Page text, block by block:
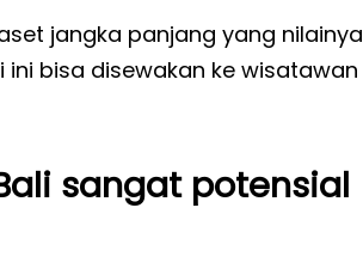
jangka panjang yang nilainya
bisa disewakan ke wisatawan
sangat potensial